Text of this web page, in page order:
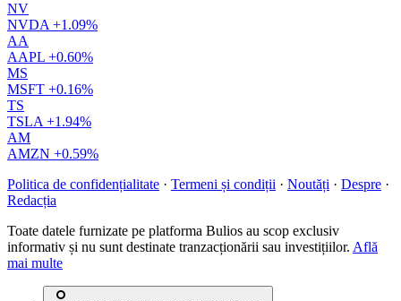
NV
NVDA +1.09%
AA
AAPL +0.60%
MS
MSFT +0.16%
TS
TSLA +1.94%
AM
AMZN +0.59%
Politica de confidențialitate · Termeni și condiții · Noutăți · Despre ·
Redacția
Toate datele furnizate pe platforma Bulios au scop exclusiv
informativ și nu sunt destinate tranzacționării sau investițiilor. Află
mai multe